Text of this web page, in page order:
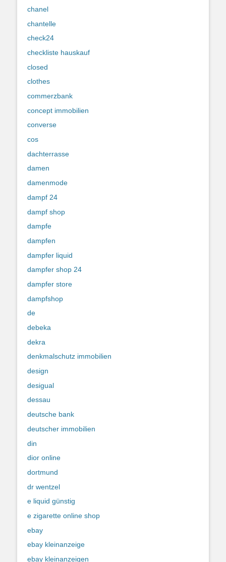
chanel
chantelle
check24
checkliste hauskauf
closed
clothes
commerzbank
concept immobilien
converse
cos
dachterrasse
damen
damenmode
dampf 24
dampf shop
dampfe
dampfen
dampfer liquid
dampfer shop 24
dampfer store
dampfshop
de
debeka
dekra
denkmalschutz immobilien
design
desigual
dessau
deutsche bank
deutscher immobilien
din
dior online
dortmund
dr wentzel
e liquid günstig
e zigarette online shop
ebay
ebay kleinanzeige
ebay kleinanzeigen